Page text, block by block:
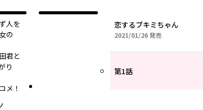
人を
の
君と
り
メ！
恋するブキミちゃん
2021/01/262021年01月26日
発売
第1話